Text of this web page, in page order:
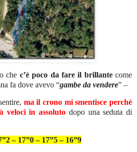
che c’è poco da fare il brillantecome
fa dove avevo “gambe da vendere” –
ma il crono mi smentisce perchè
veloci in assoluto dopo una seduta di
– 17”0 – 17”5 – 16”9